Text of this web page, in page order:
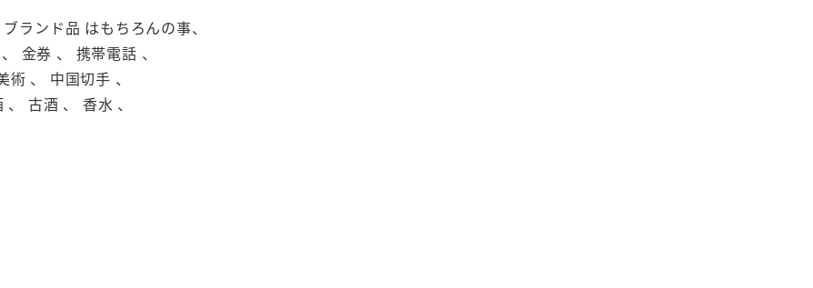
ランド品 はもちろんの事、
金券 、 携帯電話 、
、 中国切手 、
古酒 、 香水 、